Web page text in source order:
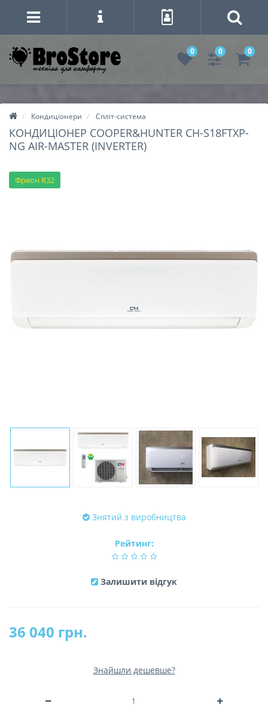
0 0 0
Кондиціонери Спліт-система
КОНДИЦІОНЕР COOPER&HUNTER CH-S18FTXP-
NG AIR-MASTER (INVERTER)
Фреон R32
Знятий з виробництва
Рейтинг:
Залишити відгук
36 040 грн.
Знайшли дешевше?